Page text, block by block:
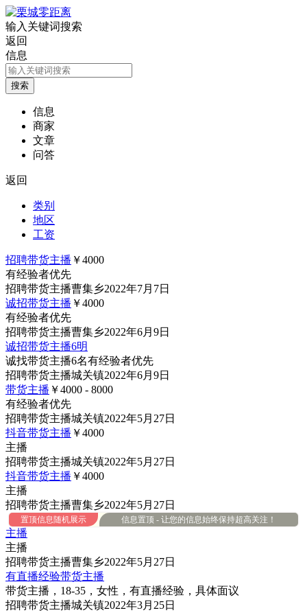
输入关键词搜索
返回
信息
信息
商家
文章
问答
返回
类别
地区
工资
招聘带货主播 ￥4000
有经验者优先
招聘带货主播曹集乡2022年7月7日
诚招带货主播 ￥4000
有经验者优先
招聘带货主播曹集乡2022年6月9日
诚招带货主播6明
诚找带货主播6名有经验者优先
招聘带货主播城关镇2022年6月9日
带货主播 ￥4000 - 8000
有经验者优先
招聘带货主播城关镇2022年5月27日
抖音带货主播 ￥4000
主播
招聘带货主播城关镇2022年5月27日
抖音带货主播 ￥4000
主播
招聘带货主播曹集乡2022年5月27日
置顶信息随机展示 信息置顶 - 让您的信息始终保持超高关注！
主播
主播
招聘带货主播曹集乡2022年5月27日
有直播经验带货主播
带货主播，18-35，女性，有直播经验，具体面议
招聘带货主播城关镇2022年3月25日